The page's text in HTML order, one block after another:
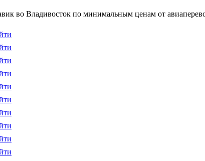
во Владивосток по минимальным ценам от